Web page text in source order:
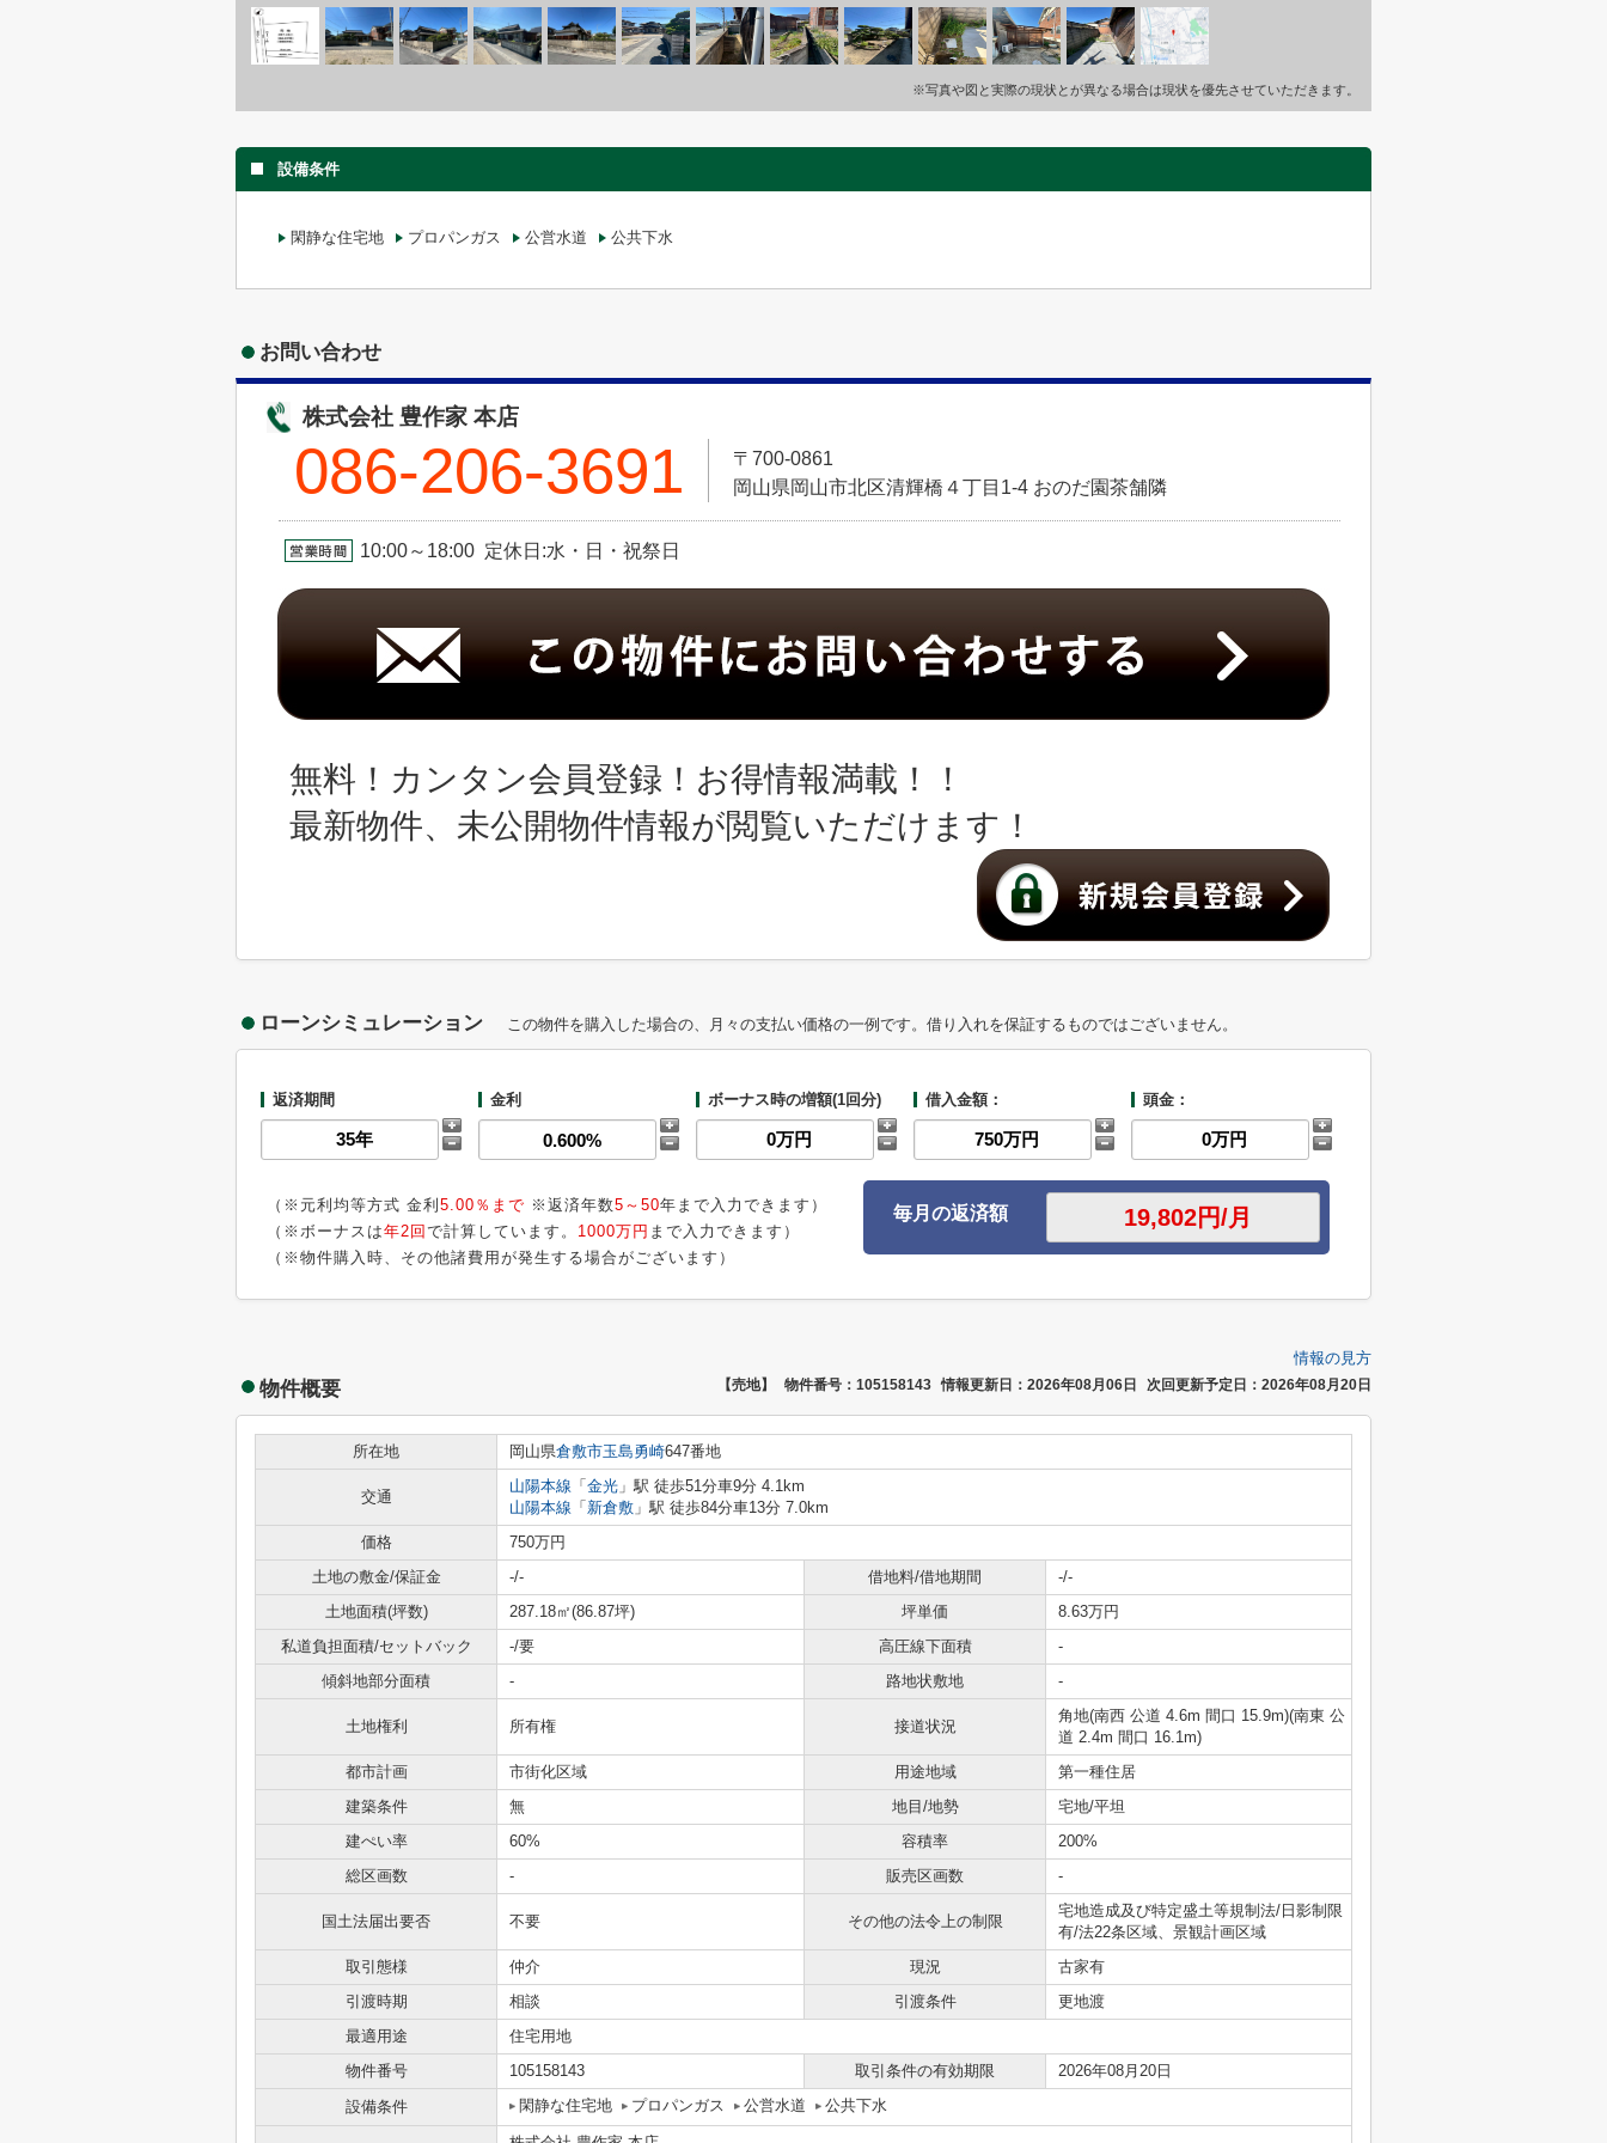
※写真や図と実際の現状とが異なる場合は現状を優先させていただきます。
設備条件
閑静な住宅地 プロパンガス 公営水道 公共下水
お問い合わせ
株式会社 豊作家 本店
086-206-3691
〒700-0861
岡山県岡山市北区清輝橋４丁目1-4 おのだ園茶舗隣
10:00～18:00 定休日:水・日・祝祭日
無料！カンタン会員登録！お得情報満載！！
最新物件、未公開物件情報が閲覧いただけます！
ローンシミュレーション この物件を購入した場合の、月々の支払い価格の一例です。借り入れを保証するものではございません。
返済期間 金利 ボーナス時の増額(1回分) 借入金額： 頭金：
（※元利均等方式 金利 5.00％まで ※返済年数5～50年まで入力できます）
（※ボーナスは年2回 で計算しています。 1000万円 まで入力できます）
（※物件購入時、その他諸費用が発生する場合がございます）
毎月の返済額
情報の見方
物件概要 【売地】 物件番号：105158143 情報更新日：2026年08月06日 次回更新予定日：2026年08月20日
所在地 岡山県倉敷市玉島勇崎647番地
交通
山陽本線 「 金光 」駅 徒歩51分車9分 4.1km
山陽本線 「 新倉敷 」駅 徒歩84分車13分 7.0km
価格
750万円
土地の敷金/保証金
-/- 借地料/借地期間
-/-
土地面積(坪数)
287.18㎡(86.87坪) 坪単価
8.63万円
私道負担面積/セットバック
-/要 高圧線下面積
-
傾斜地部分面積
- 路地状敷地 -
土地権利 所有権 接道状況
角地(南西 公道 4.6m 間口 15.9m)(南東 公
道 2.4m 間口 16.1m)
都市計画
市街化区域 用途地域
第一種住居
建築条件
無 地目/地勢
宅地/平坦
建ぺい率
60% 容積率
200%
総区画数
- 販売区画数 -
国土法届出要否 不要 その他の法令上の制限
宅地造成及び特定盛土等規制法/日影制限
有/法22条区域、景観計画区域
取引態様
仲介 現況
古家有
引渡時期
相談 引渡条件
更地渡
最適用途
住宅用地
物件番号
105158143 取引条件の有効期限
2026年08月20日
設備条件
閑静な住宅地 プロパンガス 公営水道 公共下水